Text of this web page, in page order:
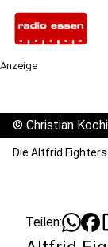
Anzeige
© Christian
Die Altfrid
Teilen: